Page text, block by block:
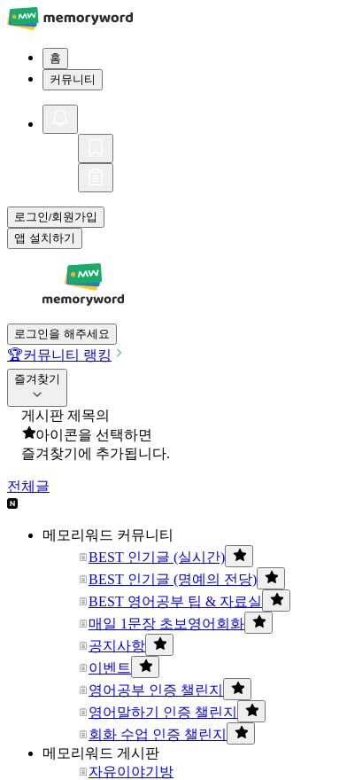
홈
커뮤니티
로그인/회원가입
앱 설치하기
로그인을 해주세요
🏆커뮤니티 랭킹
즐겨찾기
게시판 제목의
아이콘을 선택하면
즐겨찾기에 추가됩니다.
전체글
메모리워드 커뮤니티
BEST 인기글 (실시간)
BEST 인기글 (명예의 전당)
BEST 영어공부 팁 & 자료실
매일 1문장 초보영어회화
공지사항
이벤트
영어공부 인증 챌린지
영어말하기 인증 챌린지
회화 수업 인증 챌린지
메모리워드 게시판
자유이야기방